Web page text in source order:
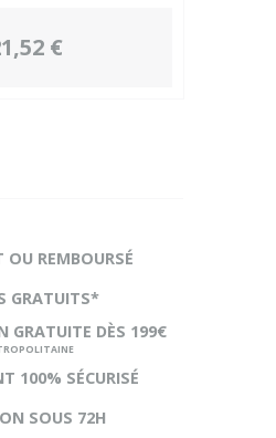
€
OU REMBOURSÉ
GRATUITS*
GRATUITE DÈS 199€
100% SÉCURISÉ
SOUS 72H